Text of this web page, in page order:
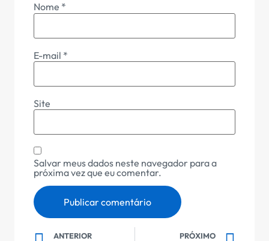
Nome *
E-mail *
Site
Salvar meus dados neste navegador para a
próxima vez que eu comentar.
ANTERIOR PRÓXIMO